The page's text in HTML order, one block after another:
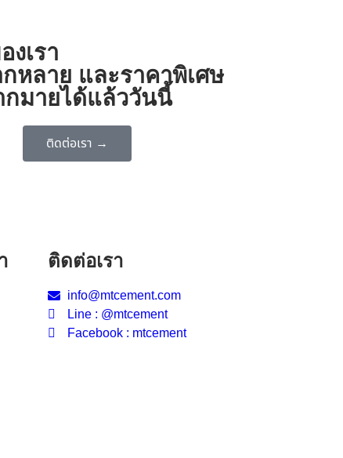
งเรา
หลาย และราคาพิเศษ
มายได้แล้ววันนี้
ติดต่อเรา →
ติดต่อเรา
info@mtcement.com
Line : @mtcement
Facebook : mtcement